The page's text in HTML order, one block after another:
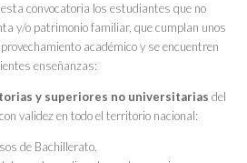
convocatoria los estudiantes que no
y/o patrimonio familiar, que cumplan unos
académico y se encuentren
enseñanzas:
y superiores no universitarias del
validez en todo el territorio nacional:
de Bachillerato.